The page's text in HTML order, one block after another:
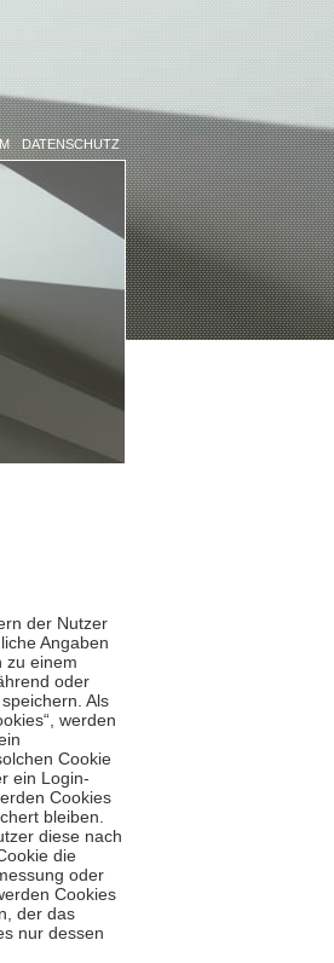
DATENSCHUTZ
der Nutzer
Angaben
zu einem
oder
Als
werden
Cookie
ein Login-
Cookies
bleiben.
diese nach
die
oder
Cookies
der das
nur dessen